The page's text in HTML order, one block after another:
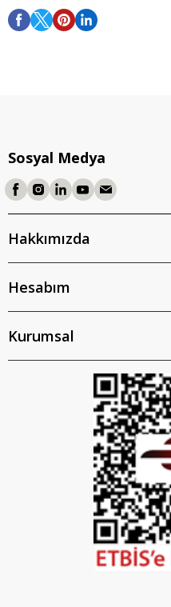
Sosyal Medya
Hakkımızda
Hesabım
Kurumsal